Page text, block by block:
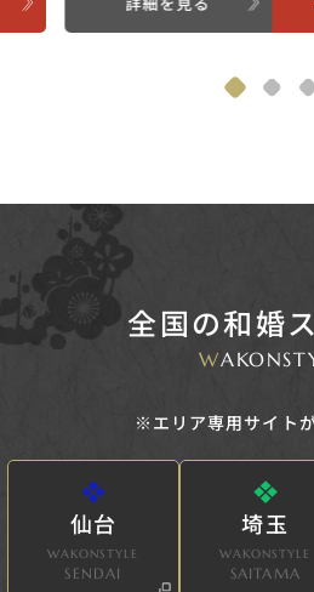
全国の和婚
W
※エリア専用サイト
仙台
WAKONSTYLE
SENDAI
埼玉
WAKONSTYLE
SAITAMA